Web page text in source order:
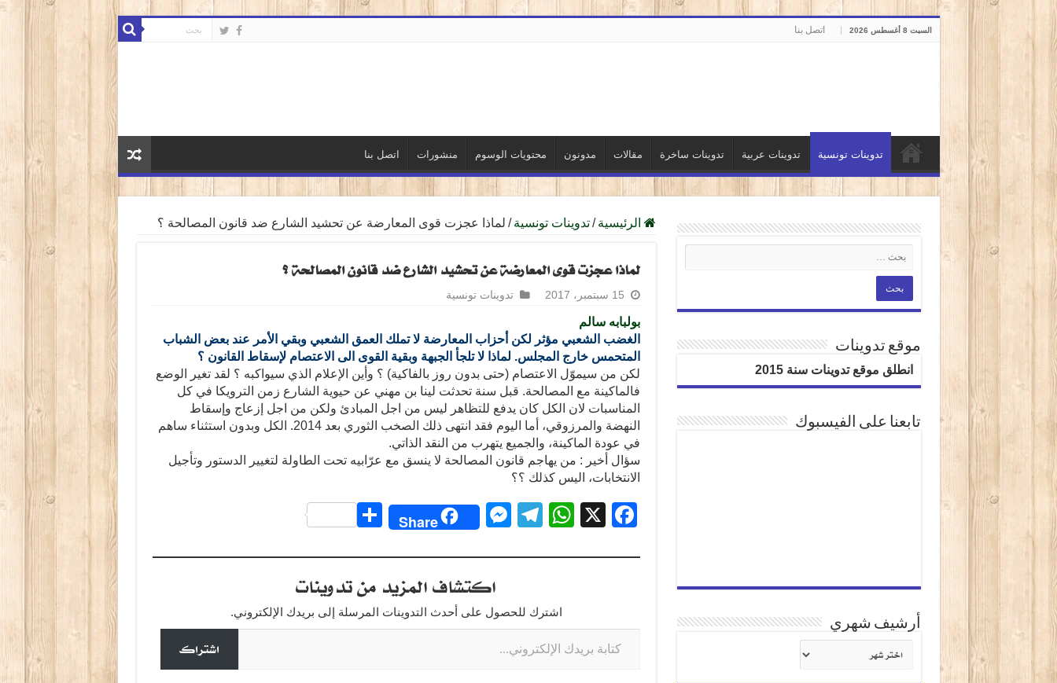
السبت 8 أغسطس 2026 اتصل بنا
تدوينات تونسية تدوينات عربية تدوينات ساخرة مقالات مدونون محتويات الوسوم منشورات اتصل بنا
الرئيسية / تدوينات تونسية / لماذا عجزت قوى المعارضة عن تحشيد الشارع ضد قانون المصالحة ؟
لماذا عجزت قوى المعارضة عن تحشيد الشارع ضد قانون المصالحة ؟
15 سبتمبر، 2017 تدوينات تونسية
بولبابه سالم
الغضب الشعبي مؤثر لكن أحزاب المعارضة لا تملك العمق الشعبي وبقي الأمر عند بعض الشباب
المتحمس خارج المجلس. لماذا لا تلجأ الجبهة وبقية القوى الى الاعتصاملإسقاط القانون ؟
لكن من سيموّل الاعتصام (حتى بدون روز بالفاكية) ؟ وأين الإعلام الذي سيواكبه ؟ لقد تغير الوضع
فالماكينة مع المصالحة. قبل سنة تحدثت لينا بن مهني عن حيوية الشارع زمن الترويكا في كل
المناسبات لان الكل كان يدفع للتظاهر ليس من اجل المبادئ ولكن من اجل إزعاج وإسقاط
النهضة والمرزوقي، أما اليوم فقد انتهى ذلك الصخب الثوري بعد 2014. الكل وبدون استثناء ساهم
في عودة الماكينة، والجميع يتهرب من النقد الذاتي.
سؤال أخير : من يهاجم قانون المصالحة لا ينسق مع عرّابيه تحت الطاولة لتغيير الدستور وتأجيل
الانتخابات، اليس كذلك ؟؟
F
c
o
X
W
at
A
p
T
e
gr
a
M
ss
e
n
Share
ar
e
اكتشاف المزيد من تدوينات
اشترك للحصول على أحدث التدوينات المرسلة إلى بريدك الإلكتروني.
كتابة بريدك الإلكتروني...
اشتراك
موقع تدوينات
انطلق موقع تدوينات سنة 2015
تابعنا على الفيسبوك
أرشيف شهري
شهري